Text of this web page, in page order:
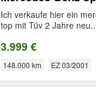
Ich verkaufe hier ein
top mit Tüv 2 Jahre
3.999 €
148.000 km EZ 03/2001